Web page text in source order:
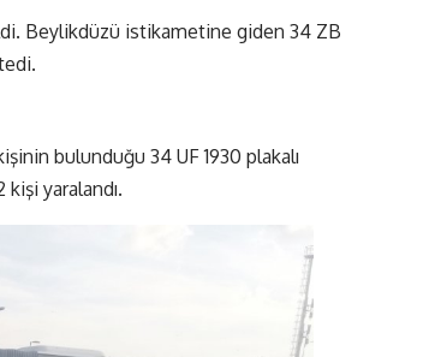
Beylikdüzü istikametine giden 34 ZB
bulunduğu 34 UF 1930 plakalı
yaralandı.